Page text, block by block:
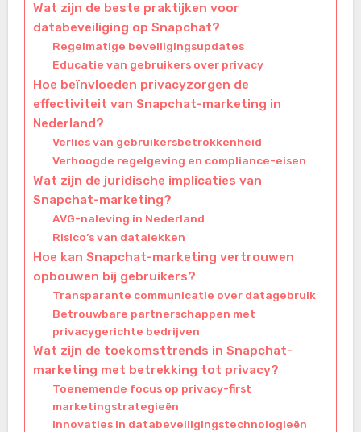
Wat zijn de beste praktijken voor
databeveiliging op Snapchat?
Regelmatige beveiligingsupdates
Educatie van gebruikers over privacy
Hoe beïnvloeden privacyzorgen de
effectiviteit van Snapchat-marketing in
Nederland?
Verlies van gebruikersbetrokkenheid
Verhoogde regelgeving en compliance-eisen
Wat zijn de juridische implicaties van
Snapchat-marketing?
AVG-naleving in Nederland
Risico’s van datalekken
Hoe kan Snapchat-marketing vertrouwen
opbouwen bij gebruikers?
Transparante communicatie over datagebruik
Betrouwbare partnerschappen met
privacygerichte bedrijven
Wat zijn de toekomsttrends in Snapchat-
marketing met betrekking tot privacy?
Toenemende focus op privacy-first
marketingstrategieën
Innovaties in databeveiligingstechnologieën